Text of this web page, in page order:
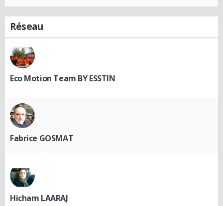
Réseau
Eco Motion Team BY ESSTIN
Fabrice GOSMAT
Hicham LAARAJ